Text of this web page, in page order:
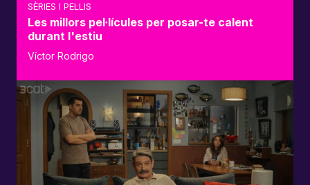
SÈRIES I PEL·LIS
Les millors pel·lícules per posar-te calent
durant l'estiu
Víctor Rodrigo